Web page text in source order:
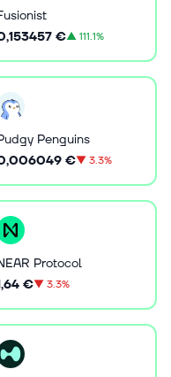
€▲111.1%
Penguins
€▼3.3%
Protocol
€▼3.3%